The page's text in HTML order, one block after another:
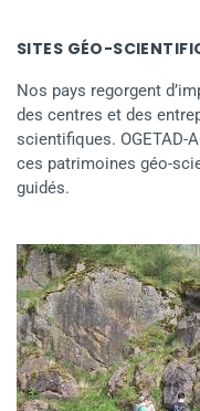
SITES GÉO-
Nos pays regorgent
des centres et des
scientifiques. OGETAD-
ces patrimoines géo-
guidés.